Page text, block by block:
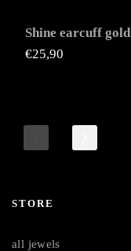
Shine earcuff gold
€25,90
STORE
all jewels